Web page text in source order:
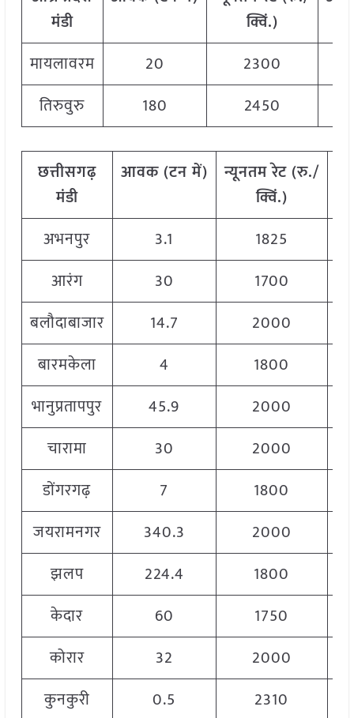
मंडी
क्विं.)
मायलावरम 20
2300
तिरुवुरु
180 2450
छत्तीसगढ़
मंडी
आवक(टनमें) न्यूनतमरेट(रु./
क्विं.)
अभनपुर 3.1
1825
आरंग
30
1700
बलौदाबाजार
14.7
2000
बारमकेला
4
1800
भानुप्रतापपुर
45.9
2000
चारामा
30
2000
डोंगरगढ़
7
1800
जयरामनगर
340.3
2000
झलप
224.4
1800
केदार
60
1750
कोरार
32
2000
कुनकुरी
0.5
2310